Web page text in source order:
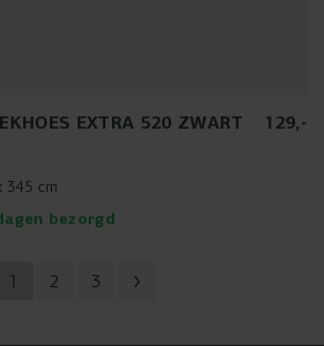
EXTRA 520 ZWART 129,-
345 cm
bezorgd
1 2 3